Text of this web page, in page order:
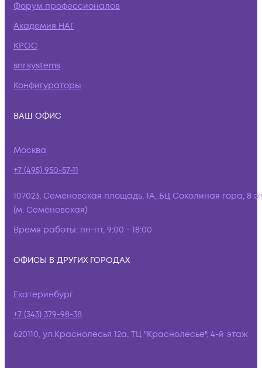
Форум профессионалов
Академия НАГ
КРОС
snr.systems
Конфигураторы
ВАШ ОФИС
Москва
+7 (495) 950-57-11
107023, Семёновская площадь, 1А, БЦ Соколиная гора, 8
(м. Семёновская)
Время работы: пн-пт, 9:00 - 18:00
ОФИСЫ В ДРУГИХ ГОРОДАХ
Екатеринбург
+7 (343) 379-98-38
620110, ул.Краснолесья 12а, ТЦ "Краснолесье", 4-й этаж